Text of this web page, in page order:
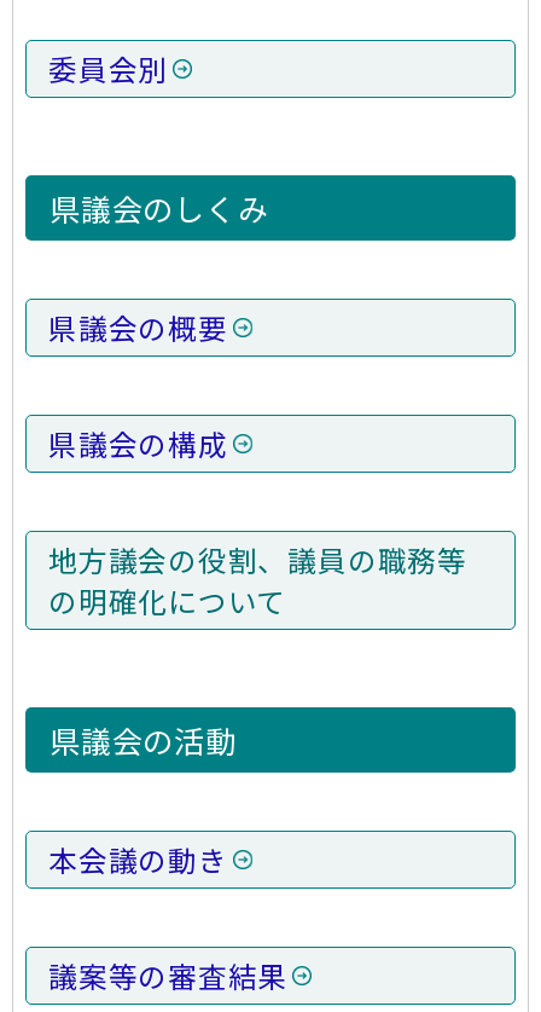
委員会別
県議会のしくみ
県議会の概要
県議会の構成
地方議会の役割、議員の職務等
の明確化について
県議会の活動
本会議の動き
議案等の審査結果